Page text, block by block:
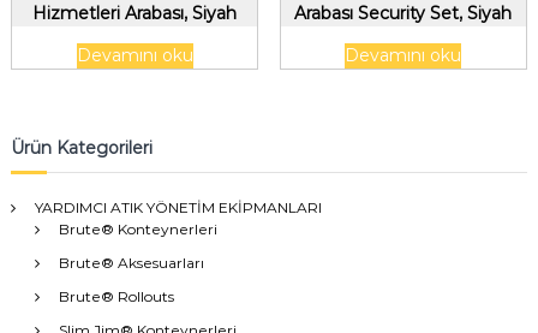
Hizmetleri Arabası, Siyah
Devamını oku
Arabası Security Set, Siyah
Devamını oku
Ürün Kategorileri
YARDIMCI ATIK YÖNETİM EKİPMANLARI
Brute® Konteynerleri
Brute® Aksesuarları
Brute® Rollouts